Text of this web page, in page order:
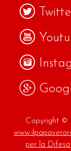
Copyright ©
per la